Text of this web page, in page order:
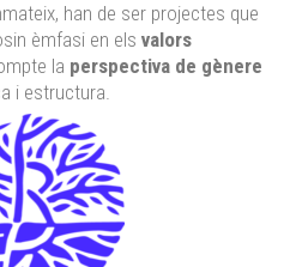
han de ser projectes que
èmfasi en els valors
la perspectiva de gènere
i estructura.